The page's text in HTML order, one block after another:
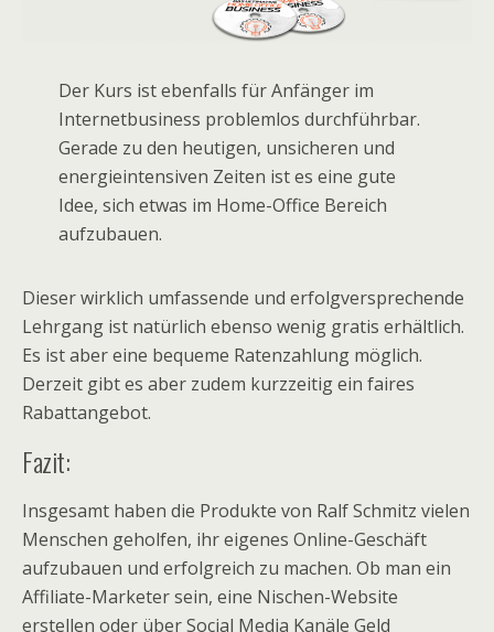
Der Kurs ist ebenfalls für Anfänger im
Internetbusiness problemlos durchführbar.
Gerade zu den heutigen, unsicheren und
energieintensiven Zeiten ist es eine gute
Idee, sich etwas im Home-Office Bereich
aufzubauen.
Dieser wirklich umfassende und erfolgversprechende
Lehrgang ist natürlich ebenso wenig gratis erhältlich.
Es ist aber eine bequeme Ratenzahlung möglich.
Derzeit gibt es aber zudem kurzzeitig ein faires
Rabattangebot.
Fazit:
Insgesamt haben die Produkte von Ralf Schmitz vielen
Menschen geholfen, ihr eigenes Online-Geschäft
aufzubauen und erfolgreich zu machen. Ob man ein
Affiliate-Marketer sein, eine Nischen-Website
erstellen oder über Social Media Kanäle Geld